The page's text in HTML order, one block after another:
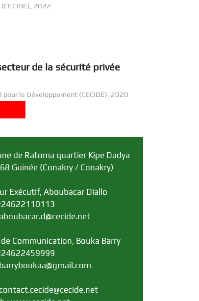
2022
de la sécurité privée
le Développement (CECIDE), 2020
de Ratoma quartier Kipe Dadya
Guinée (Conakry / Conakry)
Exécutif, Aboubacar Diallo
de Communication, Bouka Barry